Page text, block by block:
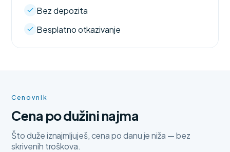
Bez depozita
Besplatno otkazivanje
Cenovnik
Cena po dužini najma
Što duže iznajmljuješ, cena po danu je niža — bez
skrivenih troškova.